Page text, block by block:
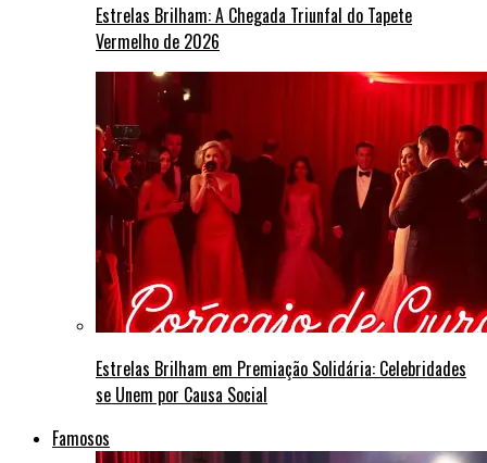
Estrelas Brilham: A Chegada Triunfal do Tapete
Vermelho de 2026
Estrelas Brilham em Premiação Solidária: Celebridades
se Unem por Causa Social
Famosos